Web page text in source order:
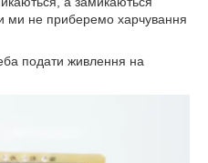
ми не приберемо харчування
подати живлення на